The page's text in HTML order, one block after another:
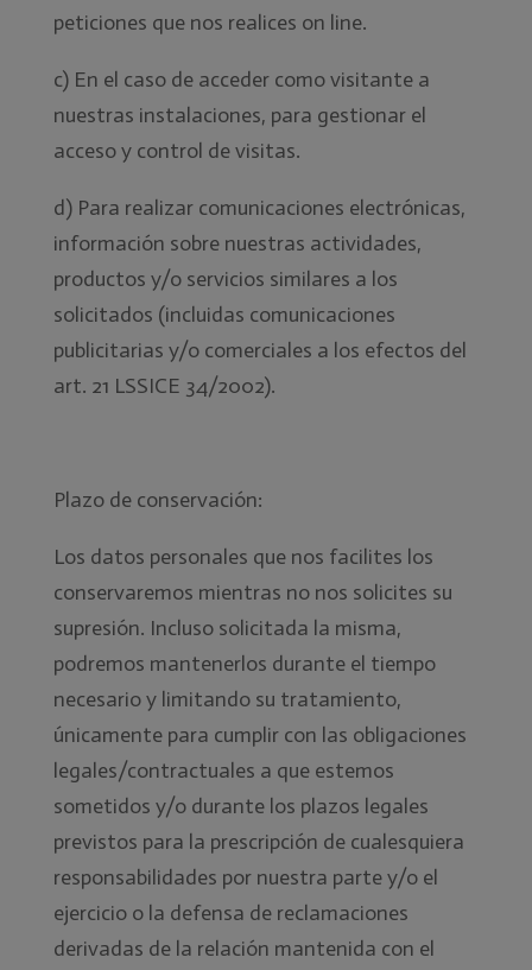
peticiones que nos realices on line.
c) En el caso de acceder como visitante a
nuestras instalaciones, para gestionar el
acceso y control de visitas.
d) Para realizar comunicaciones electrónicas,
información sobre nuestras actividades,
productos y/o servicios similares a los
solicitados (incluidas comunicaciones
publicitarias y/o comerciales a los efectos del
art. 21 LSSICE 34/2002).
Plazo de conservación:
Los datos personales que nos facilites los
conservaremos mientras no nos solicites su
supresión. Incluso solicitada la misma,
podremos mantenerlos durante el tiempo
necesario y limitando su tratamiento,
únicamente para cumplir con las obligaciones
legales/contractuales a que estemos
sometidos y/o durante los plazos legales
previstos para la prescripción de cualesquiera
responsabilidades por nuestra parte y/o el
ejercicio o la defensa de reclamaciones
derivadas de la relación mantenida con el